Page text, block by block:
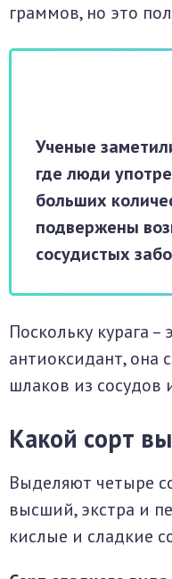
граммов, но это
Ученые
где люди
больших
подвержены
сосудистых
Поскольку курага
антиоксидант, она
шлаков из сосудов
Какой сорт
Выделяют четыре
высший, экстра и
кислые и сладкие